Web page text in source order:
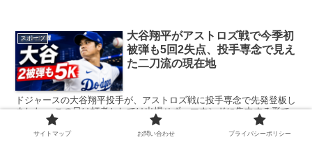
スポーツ
大谷翔平がアストロズ戦で今季初
被弾も5回2失点、投手専念で見え
た二刀流の現在地
ドジャースの大谷翔平投手が、アストロズ戦に投手専念で先発登板し
ました。 この日は打者としては出場せず、マウンドに集中する形で
の起用となりました。前日の試合まで打撃面で苦しい状態が続いてい
たこともあり、ロバーツ監督が大谷選手に投球へ集中する...
サイトマップ お問い合わせ プライバシーポリシー